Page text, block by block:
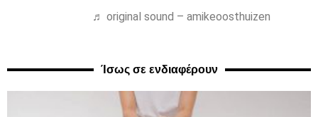
♬ original sound – amikeoosthuizen
Ίσως σε ενδιαφέρουν